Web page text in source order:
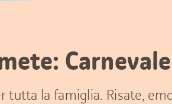
tutta la famiglia. Risate,